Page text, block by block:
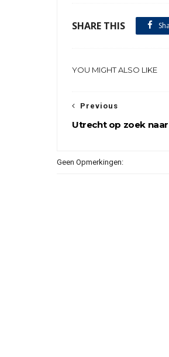
SHARE THIS
YOU MIGHT ALSO LIKE
Previous
Utrecht op zoek
Geen Opmerkingen: